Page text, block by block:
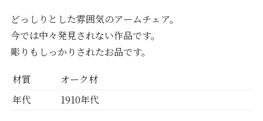
どっしりとした雰囲気のアームチェア。
今では中々発見されない作品です。
彫りもしっかりされたお品です。
材質
オーク材
年代
1910年代